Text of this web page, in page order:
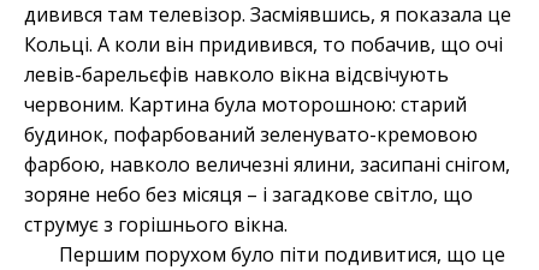
дивився там телевізор. Засміявшись, я показала це
Кольці. А коли він придивився, то побачив, що очі
левів-барельєфів навколо вікна відсвічують
червоним. Картина була моторошною: старий
будинок, пофарбований зеленувато-кремовою
фарбою, навколо величезні ялини, засипані снігом,
зоряне небо без місяця – і загадкове світло, що
струмує з горішнього вікна.
Першим порухом було піти подивитися, що це